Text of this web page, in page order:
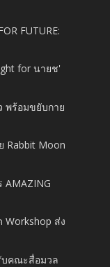
FUTURE:
for นายช'
พร้อมขยับกาย
Rabbit Moon
AMAZING
Workshop ส่ง
บคณะสื่อมวล